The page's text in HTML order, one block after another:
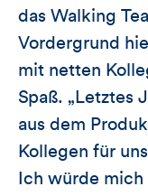
das Walking
Vordergrund
mit netten
Spaß. „Letztes
aus dem
Kollegen für
Ich würde